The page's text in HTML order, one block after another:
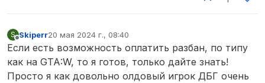
Не имеется таких, но чтобы тут пусто не
было… —>вот.
S Skiperr20 мая 2024 г., 08:40
отредактировано
Если есть возможность оплатить разбан, по типу
как на GTA:W, то я готов, только дайте знать!
Просто я как довольно олдовый игрок ДБГ очень